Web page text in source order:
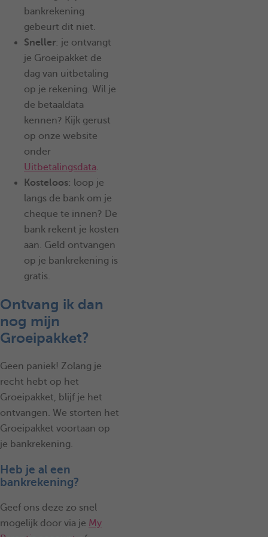
bankrekening
gebeurt dit niet.
Sneller: je ontvangt
je Groeipakket de
dag van uitbetaling
op je rekening. Wil je
de betaaldata
kennen? Kijk gerust
op onze website
onder
Uitbetalingsdata.
Kosteloos: loop je
langs de bank om je
cheque te innen? De
bank rekent je kosten
aan. Geld ontvangen
op je bankrekening is
gratis.
Ontvang ik dan
nog mijn
Groeipakket?
Geen paniek! Zolang je
recht hebt op het
Groeipakket, blijf je het
ontvangen. We storten het
Groeipakket voortaan op
je bankrekening.
Heb je al een
bankrekening?
Geef ons deze zo snel
mogelijk door via je My